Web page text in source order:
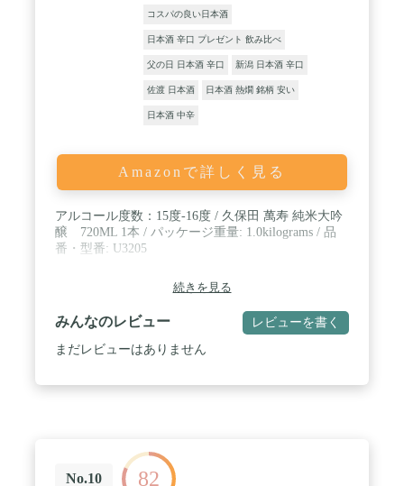
コスパの良い日本酒
日本酒 辛口 プレゼント 飲み比べ
父の日 日本酒 辛口 新潟 日本酒 辛口
佐渡 日本酒 日本酒 熱燗 銘柄 安い
日本酒 中辛
Amazonで詳しく見る
アルコール度数：15度-16度 / 久保田 萬寿 純米大吟
醸 720ML 1本 / パッケージ重量: 1.0kilograms / 品
番・型番: U3205
続きを見る
みんなのレビュー レビューを書く
まだレビューはありません
No.10 82